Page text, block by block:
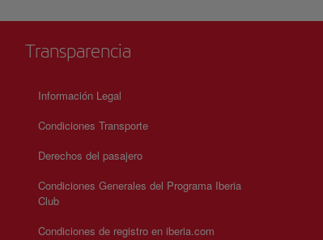
Transparencia
Información Legal
Condiciones Transporte
Derechos del pasajero
Condiciones Generales del Programa Iberia
Club
Condiciones de registro en iberia.com